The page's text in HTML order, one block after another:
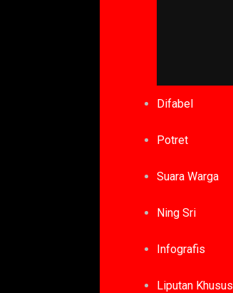
Difabel
Potret
Suara Warga
Ning Sri
Infografis
Liputan Khusus